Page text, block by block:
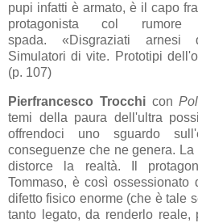
pupi infatti è armato, è il capo
protagonista col
spada. «Disgraziati arnesi
Simulatori di vite. Prototipi
(p. 107)
Pierfrancesco Trocchi con
temi della paura dell'ultra
offrendoci uno sguardo
conseguenze che ne genera.
distorce la realtà. Il
Tommaso, è così
difetto fisico enorme (che è tale
tanto legato, da renderlo reale,